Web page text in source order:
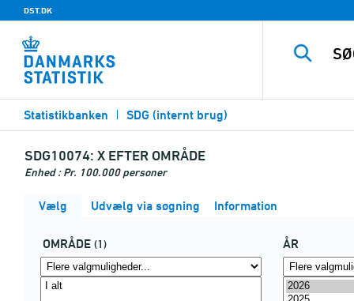
DST.DK
Statistikbanken SDG (internt brug)
SDG10074: X EFTER OMRÅDE
Enhed : Pr. 100.000 personer
Vælg Udvælg via søgning Information
OMRÅDE (1) ÅR